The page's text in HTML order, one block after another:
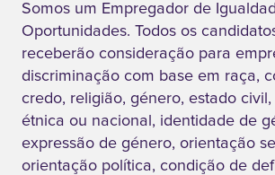
Somos um Empregador de
Oportunidades. Todos os
receberão consideração para
discriminação com base em raça,
credo, religião, género, estado
étnica ou nacional, identidade de
expressão de género, orientação
orientação política, condição de